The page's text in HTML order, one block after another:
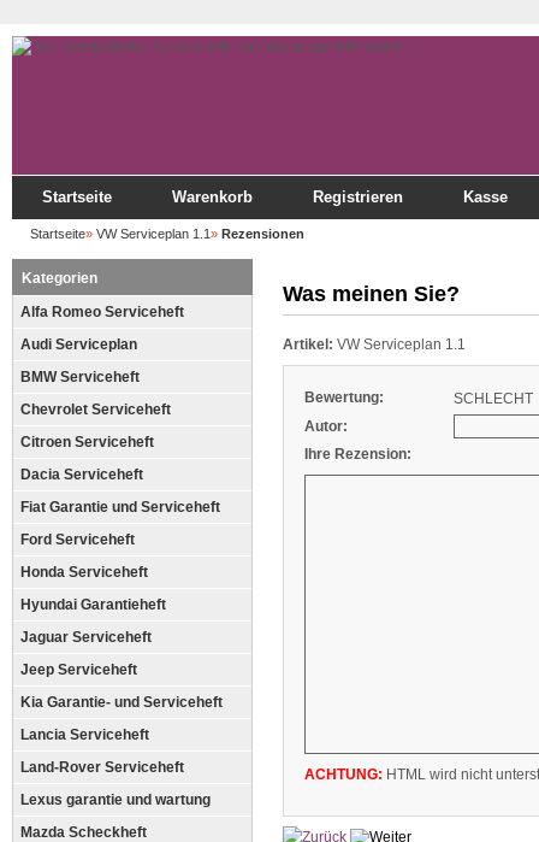
Startseite Warenkorb Registrieren Kasse
Startseite» VW Serviceplan 1.1» Rezensionen
Kategorien
Alfa Romeo Serviceheft
Audi Serviceplan
BMW Serviceheft
Chevrolet Serviceheft
Citroen Serviceheft
Dacia Serviceheft
Fiat Garantie und Serviceheft
Ford Serviceheft
Honda Serviceheft
Hyundai Garantieheft
Jaguar Serviceheft
Jeep Serviceheft
Kia Garantie- und Serviceheft
Lancia Serviceheft
Land-Rover Serviceheft
Lexus garantie und wartung
Mazda Scheckheft
Was meinen Sie?
Artikel: VW Serviceplan 1.1
Bewertung:
SCHLECHT
Autor:
Ihre Rezension:
ACHTUNG: HTML wird nicht